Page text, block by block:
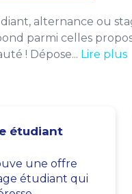
alternance ou
parmi celles
! Dépose... Lire plus
étudiant
une offre
étudiant qui